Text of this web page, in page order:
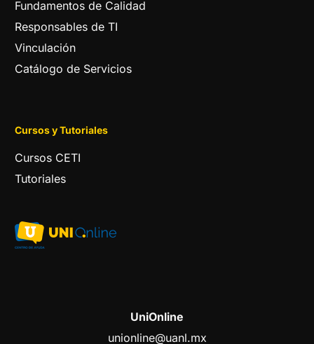
Fundamentos de Calidad
Responsables de TI
Vinculación
Catálogo de Servicios
Cursos y Tutoriales
Cursos CETI
Tutoriales
UniOnline
unionline@uanl.mx